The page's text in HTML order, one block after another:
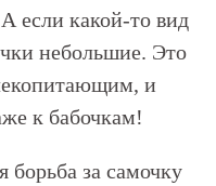
если какой-то вид
небольшие. Это
и
к бабочкам!
за самочку